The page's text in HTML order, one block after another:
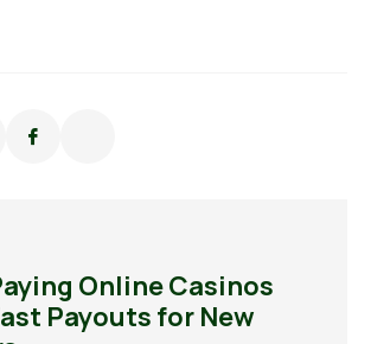
Online Casinos
Payouts for New